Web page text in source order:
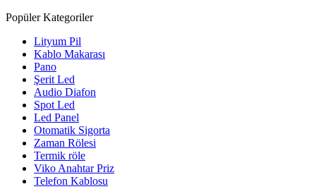
Popüler Kategoriler
Lityum Pil
Kablo Makarası
Pano
Şerit Led
Audio Diafon
Spot Led
Led Panel
Otomatik Sigorta
Zaman Rölesi
Termik röle
Viko Anahtar Priz
Telefon Kablosu